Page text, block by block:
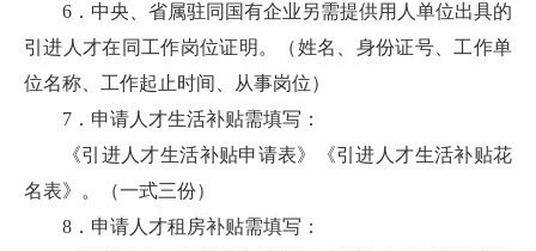
6．中央、省属驻同国有企业另需提供用人单位出具的
引进人才在同工作岗位证明。（姓名、身份证号、工作单
位名称、工作起止时间、从事岗位）
7．申请人才生活补贴需填写：
《引进人才生活补贴申请表》《引进人才生活补贴花
名表》。（一式三份）
8．申请人才租房补贴需填写：